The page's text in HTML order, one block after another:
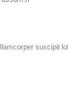
suscipit